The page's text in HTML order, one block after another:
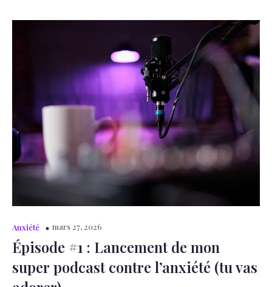
Anxiété mars 27, 2026
Épisode #1 : Lancement de mon
super podcast contre l’anxiété (tu vas